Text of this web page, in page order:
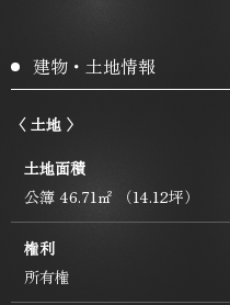
建物・土地情報
〈 土地 〉
土地面積
公簿 46.71㎡ （14.12坪）
権利
所有権